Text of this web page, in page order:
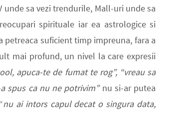
unde sa vezi trendurile, Mall-uri unde sa
spirituale iar ea astrologice si
petreaca suficient timp impreuna, fara a
mai profund, un nivel la care expresii
apuca-te de fumat te rog”, “vreau sa
spus ca nu ne potrivim”nu si-ar putea
nu ai intors capul decat o singura data,